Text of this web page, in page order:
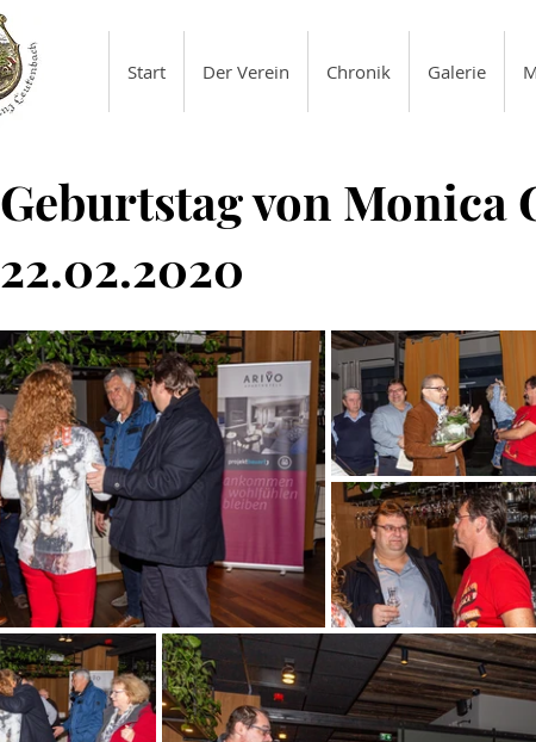
Start Der Verein Chronik Galerie
Geburtstag von Monica
22.02.2020